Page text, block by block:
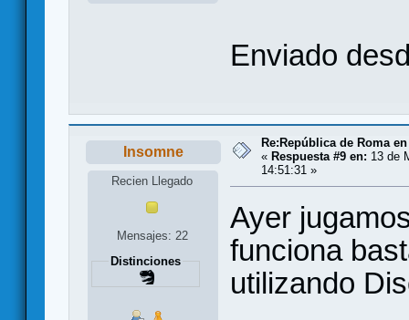
Enviado
Insomne
Recien Llegado
Mensajes: 22
Distinciones
Re:República de Roma
« Respuesta #9 en: 13 de
14:51:31 »
Ayer
funciona
utilizando